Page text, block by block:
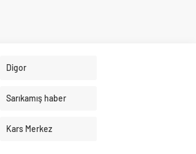
Digor
Sarıkamış haber
Kars Merkez